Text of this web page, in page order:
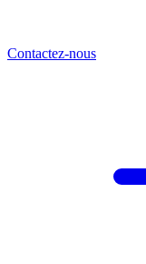
Contactez-nous